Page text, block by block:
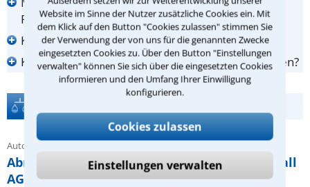
Website im Sinne der Nutzer zusätzliche Cookies ein. Mit
dem Klick auf den Button "Cookies zulassen" stimmen Sie
der Verwendung der von uns für die genannten Zwecke
eingesetzten Cookies zu. Über den Button "Einstellungen
verwalten" können Sie sich über die eingesetzten Cookies
informieren und den Umfang Ihrer Einwilligung
konfigurieren.
Cookies zulassen
Einstellungen verwalten
Rechtsschutzversicherung empfiehlt?
Kann mein Anwalt einen Vorschuss verlangen?
Kann ich mich beim Anwalt anonym beraten lassen?
Autor Carsten Herrle
Abmahnung | Blue Port Legal für HSV Fussball
AG | “HSV“